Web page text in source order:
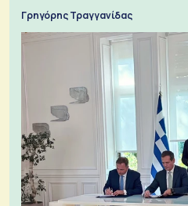
Γρηγόρης Τραγγανίδας